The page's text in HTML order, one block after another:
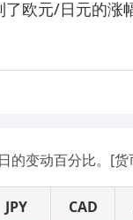
欧元/日元的涨
的变动百分比。[货
JPY CAD